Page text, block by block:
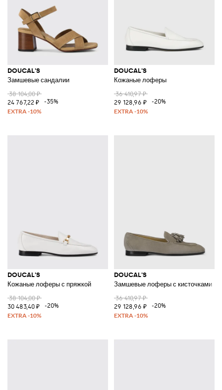
DOUCAL'S
Замшевые сандалии
38 104,00 ₽
24 767,22 ₽
-35%
DOUCAL'S
Кожаные лоферы
36 410,97 ₽
29 128,96 ₽
-20%
DOUCAL'S
Кожаные лоферы с пряжкой
38 104,00 ₽
30 483,40 ₽
-20%
DOUCAL'S
Замшевые лоферы с кисточками
36 410,97 ₽
29 128,96 ₽
-20%